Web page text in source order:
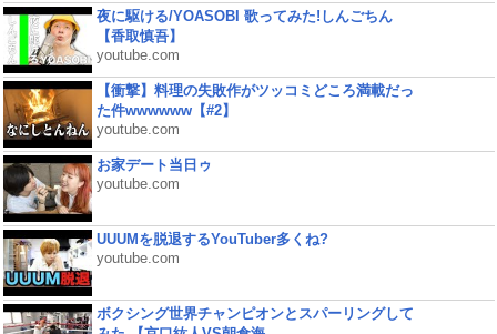
夜に駆ける/YOASOBI 歌ってみた!しんごちん
【香取慎吾】
youtube.com
【衝撃】料理の失敗作がツッコミどころ満載だっ
た件wwwwww【#2】
youtube.com
お家デート当日ゥ
youtube.com
UUUMを脱退するYouTuber多くね?
youtube.com
ボクシング世界チャンピオンとスパーリングして